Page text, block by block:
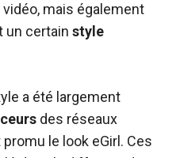
mais également
un certain style
a été largement
des réseaux
le look eGirl. Ces